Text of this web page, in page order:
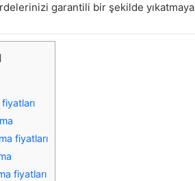
garantili bir şekilde
fiyatları
fiyatları